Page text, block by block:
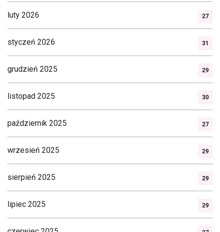
luty 2026 27
styczeń 2026 31
grudzień 2025 29
listopad 2025 30
październik 2025 27
wrzesień 2025 29
sierpień 2025 29
lipiec 2025 29